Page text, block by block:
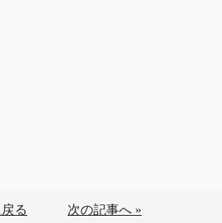
る 次の記事へ »